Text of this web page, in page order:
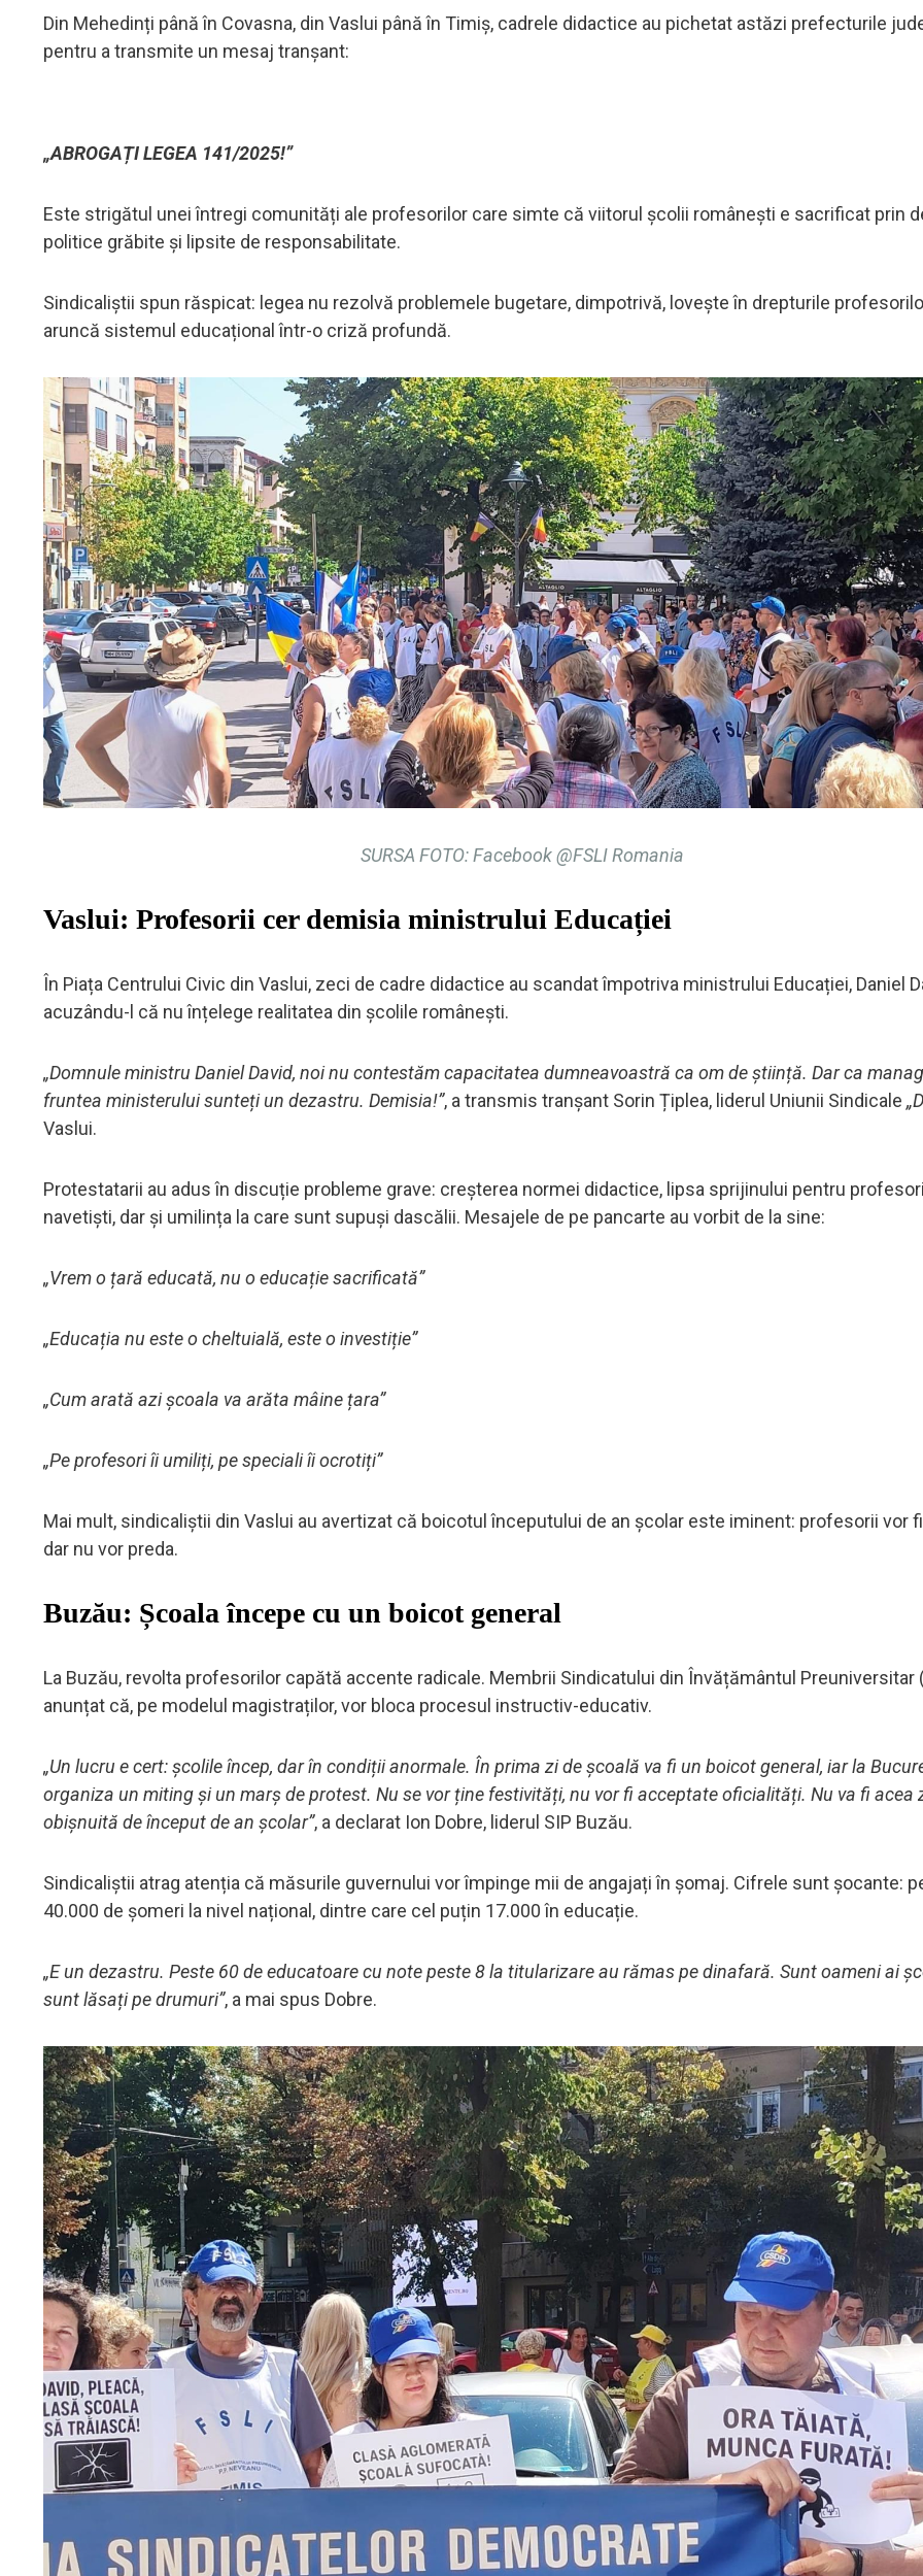
Din Mehedinți până în Covasna, din Vaslui până în Timiș, cadrele didactice au pichetat astăzi prefecturile
pentru a transmite un mesaj tranșant:
„ABROGAȚI LEGEA 141/2025!”
Este strigătul unei întregi comunități ale profesorilor care simte că viitorul școlii românești e sacrificat prin
politice grăbite și lipsite de responsabilitate.
Sindicaliștii spun răspicat: legea nu rezolvă problemele bugetare, dimpotrivă, lovește în drepturile
aruncă sistemul educațional într-o criză profundă.
SURSA FOTO: Facebook @FSLI Romania
Vaslui: Profesorii cer demisia ministrului Educației
În Piața Centrului Civic din Vaslui, zeci de cadre didactice au scandat împotriva ministrului Educației, Daniel
acuzându-l că nu înțelege realitatea din școlile românești.
„Domnule ministru Daniel David, noi nu contestăm capacitatea dumneavoastră ca om de știință. Dar ca
fruntea ministerului sunteți un dezastru. Demisia!”, a transmis tranșant Sorin Țiplea, liderul Uniunii Sindicale
Vaslui.
Protestatarii au adus în discuție probleme grave: creșterea normei didactice, lipsa sprijinului pentru
navetiști, dar și umilința la care sunt supuși dascălii. Mesajele de pe pancarte au vorbit de la sine:
„Vrem o țară educată, nu o educație sacrificată”
„Educația nu este o cheltuială, este o investiție”
„Cum arată azi școala va arăta mâine țara”
„Pe profesori îi umiliți, pe speciali îi ocrotiți”
Mai mult, sindicaliștii din Vaslui au avertizat că boicotul începutului de an școlar este iminent: profesorii vor
dar nu vor preda.
Buzău: Școala începe cu un boicot general
La Buzău, revolta profesorilor capătă accente radicale. Membrii Sindicatului din Învățământul Preuniversitar
anunțat că, pe modelul magistraților, vor bloca procesul instructiv-educativ.
„Un lucru e cert: școlile încep, dar în condiții anormale. În prima zi de școală va fi un boicot general, iar la
organiza un miting și un marș de protest. Nu se vor ține festivități, nu vor fi acceptate oficialități. Nu va fi acea
obișnuită de început de an școlar”, a declarat Ion Dobre, liderul SIP Buzău.
Sindicaliștii atrag atenția că măsurile guvernului vor împinge mii de angajați în șomaj. Cifrele sunt șocante:
40.000 de șomeri la nivel național, dintre care cel puțin 17.000 în educație.
„E un dezastru. Peste 60 de educatoare cu note peste 8 la titularizare au rămas pe dinafară. Sunt oameni ai
sunt lăsați pe drumuri”, a mai spus Dobre.